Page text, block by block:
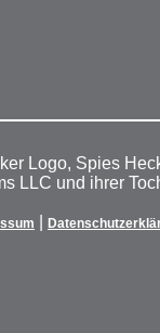
Logo, Spies
LLC und ihrer